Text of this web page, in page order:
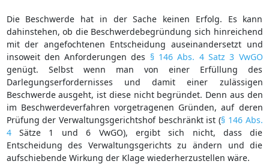
Die Beschwerde hat in der Sache keinen Erfolg. Es kann
dahinstehen, ob die Beschwerdebegründung sich hinreichend
mit der angefochtenen Entscheidung auseinandersetzt und
insoweit den Anforderungen des § 146 Abs. 4 Satz 3 VwGO
genügt. Selbst wenn man von einer Erfüllung des
Darlegungserfordernisses und damit einer zulässigen
Beschwerde ausgeht, ist diese nicht begründet. Denn aus den
im Beschwerdeverfahren vorgetragenen Gründen, auf deren
Prüfung der Verwaltungsgerichtshof beschränkt ist (§ 146 Abs.
4Sätze 1 und 6 VwGO), ergibt sich nicht, dass die
Entscheidung des Verwaltungsgerichts zu ändern und die
aufschiebende Wirkung der Klage wiederherzustellen wäre.